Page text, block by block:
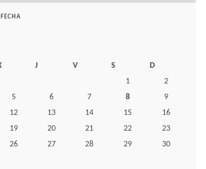
J V S
D
1
2
5 6 7 8
9
12 13 14 15
16
19 20 21 22
23
26 27 28 29
30